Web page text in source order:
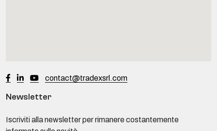
contact@tradexsrl.com
Newsletter
Iscriviti alla newsletter per rimanere costantemente